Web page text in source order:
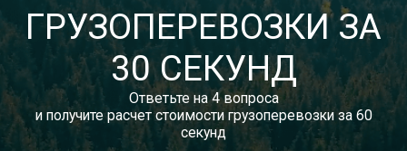
8 (800) 533-86-05
Звонок по России бесплатный
autotransport24@yandex.ru
Статьи
Новости
Документы
ГРУЗОПЕРЕВОЗКИ ЗА
30 СЕКУНД
Ответьте на 4 вопроса
и получите расчет стоимости грузоперевозки за 60
секунд